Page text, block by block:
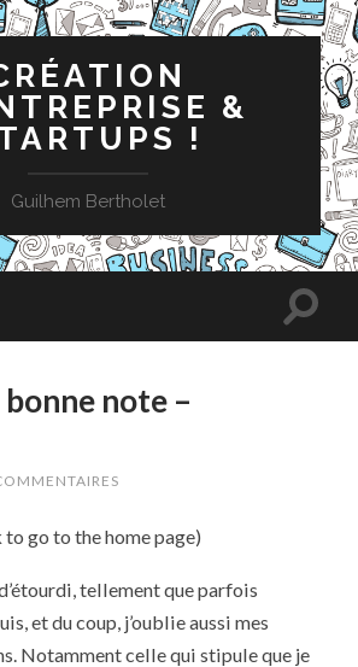
&
!
Guilhem Bertholet
note –
d’étourdi, tellement que parfois
et du coup, j’oublie aussi mes
Notamment celle qui stipule que je